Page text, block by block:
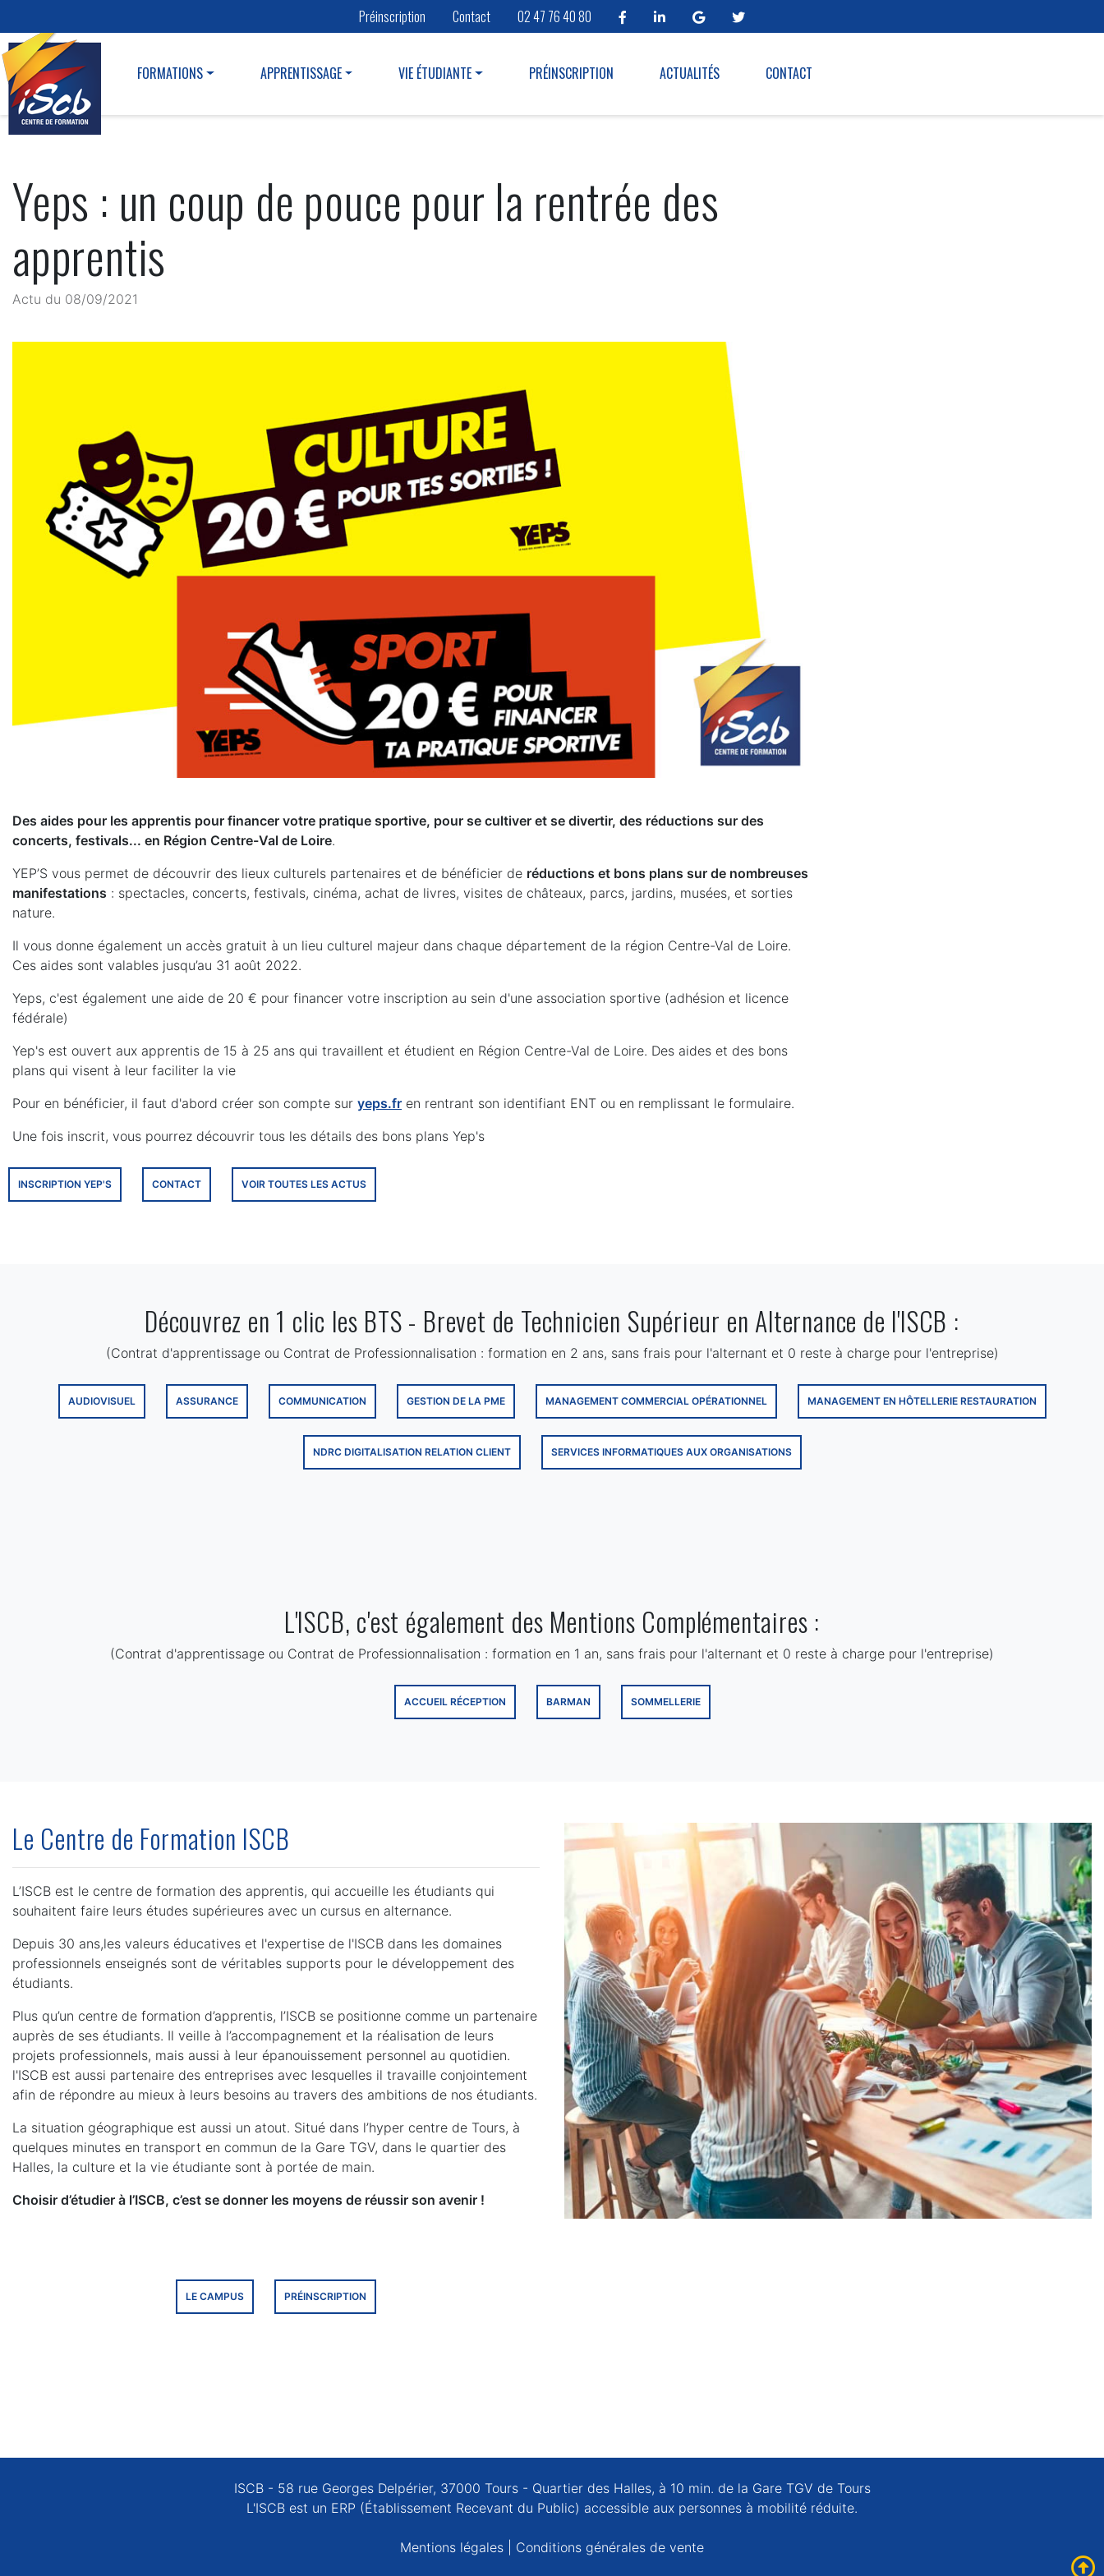
Préinscription Contact 02 47 76 40 80
FORMATIONS APPRENTISSAGE VIE ÉTUDIANTE PRÉINSCRIPTION ACTUALITÉS CONTACT
Yeps : un coup de pouce pour la rentrée des
apprentis
Actu du 08/09/2021
Des aides pour les apprentis pour financer votre pratique sportive, pour se cultiver et se divertir, des réductions sur des
concerts, festivals... en Région Centre-Val de Loire.
YEP’S vous permet de découvrir des lieux culturels partenaires et de bénéficier de réductions et bons plans sur de nombreuses
manifestations : spectacles, concerts, festivals, cinéma, achat de livres, visites de châteaux, parcs, jardins, musées, et sorties
nature.
Il vous donne également un accès gratuit à un lieu culturel majeur dans chaque département de la région Centre-Val de Loire.
Ces aides sont valables jusqu’au 31 août 2022.
Yeps, c'est également une aide de 20 € pour financer votre inscription au sein d'une association sportive (adhésion et licence
fédérale)
Yep's est ouvert aux apprentis de 15 à 25 ans qui travaillent et étudient en Région Centre-Val de Loire. Des aides et des bons
plans qui visent à leur faciliter la vie
Pour en bénéficier, il faut d'abord créer son compte sur yeps.fr en rentrant son identifiant ENT ou en remplissant le formulaire.
Une fois inscrit, vous pourrez découvrir tous les détails des bons plans Yep's
INSCRIPTION YEP'S CONTACT VOIR TOUTES LES ACTUS
Découvrez en 1 clic les BTS - Brevet de Technicien Supérieur en Alternance de l'ISCB :
(Contrat d'apprentissage ou Contrat de Professionnalisation : formation en 2 ans, sans frais pour l'alternant et 0 reste à charge pour l'entreprise)
AUDIOVISUEL ASSURANCE COMMUNICATION GESTION DE LA PME MANAGEMENT COMMERCIAL OPÉRATIONNEL MANAGEMENT EN HÔTELLERIE RESTAURATION
NDRC DIGITALISATION RELATION CLIENT SERVICES INFORMATIQUES AUX ORGANISATIONS
L'ISCB, c'est également des Mentions Complémentaires :
(Contrat d'apprentissage ou Contrat de Professionnalisation : formation en 1 an, sans frais pour l'alternant et 0 reste à charge pour l'entreprise)
ACCUEIL RÉCEPTION BARMAN SOMMELLERIE
Le Centre de Formation ISCB
L’ISCB est le centre de formation des apprentis, qui accueille les étudiants qui
souhaitent faire leurs études supérieures avec un cursus en alternance.
Depuis 30 ans,les valeurs éducatives et l'expertise de l'ISCB dans les domaines
professionnels enseignés sont de véritables supports pour le développement des
étudiants.
Plus qu’un centre de formation d’apprentis, l’ISCB se positionne comme un partenaire
auprès de ses étudiants. Il veille à l’accompagnement et la réalisation de leurs
projets professionnels, mais aussi à leur épanouissement personnel au quotidien.
l'ISCB est aussi partenaire des entreprises avec lesquelles il travaille conjointement
afin de répondre au mieux à leurs besoins au travers des ambitions de nos étudiants.
La situation géographique est aussi un atout. Situé dans l’hyper centre de Tours, à
quelques minutes en transport en commun de la Gare TGV, dans le quartier des
Halles, la culture et la vie étudiante sont à portée de main.
Choisir d’étudier à l’ISCB, c’est se donner les moyens de réussir son avenir !
LE CAMPUS PRÉINSCRIPTION
ISCB - 58 rue Georges Delpérier, 37000 Tours - Quartier des Halles, à 10 min. de la Gare TGV de Tours
L'ISCB est un ERP (Établissement Recevant du Public) accessible aux personnes à mobilité réduite.
Mentions légales Conditions générales de vente